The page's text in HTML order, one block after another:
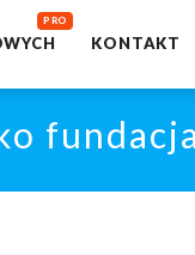
KONTAKT
fundacja